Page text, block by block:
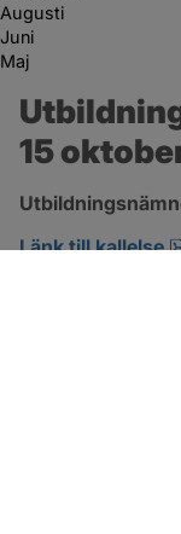
Augusti
Juni
Maj
15
Länk till kallelse